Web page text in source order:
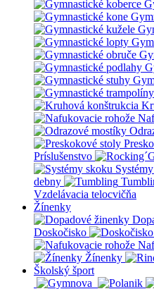
Príslušenstvo
debny
Vzdelávacia telocvičňa
Žínenky
Doskočisko
Žínenky
Školský šport